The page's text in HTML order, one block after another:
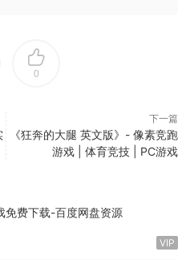
0
下一篇
《狂奔的大腿 英文版》- 像素竞跑
游戏 | 体育竞技 | PC游戏
免费下载-百度网盘资源
VIP